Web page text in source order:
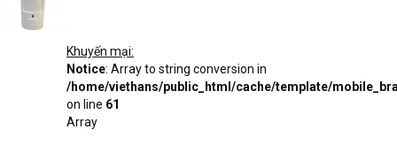
Khuyến mại:
Notice: Array to string conversion in
/home/viethans/public_html/cache/template/
on line 61
Array